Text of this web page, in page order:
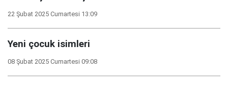
22 Şubat 2025 Cumartesi 13:09
Yeni çocuk isimleri
08 Şubat 2025 Cumartesi 09:08